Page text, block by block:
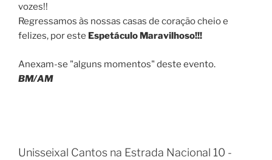
vozes!!
Regressamos às nossas casas de coração cheio e
felizes, por este Espetáculo Maravilhoso!!!
Anexam-se "alguns momentos" deste evento.
BM/AM
Unisseixal Cantos na Estrada Nacional 10 -